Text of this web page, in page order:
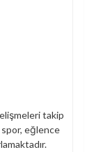
takip
eğlence